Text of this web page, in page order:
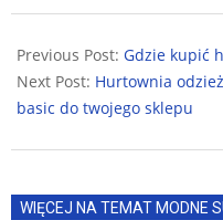
10-
18
Previous Post: Gdzie kupić
Next Post: Hurtownia
basic do twojego sklepu
WIĘCEJ NA TEMAT MODNE